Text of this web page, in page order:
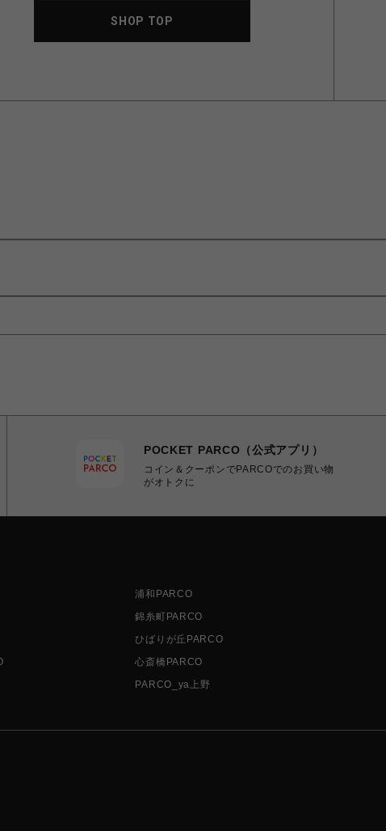
SHOP TOP
POCKET PARCO（公式アプリ）
コイン＆クーポンでPARCOでのお買い物
がオトクに
浦和PARCO
錦糸町PARCO
ひばりが丘PARCO
心斎橋PARCO
PARCO_ya上野